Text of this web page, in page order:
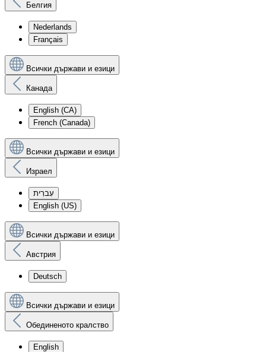
Белгия
Nederlands
Français
Всички държави и езици
Канада
English (CA)
French (Canada)
Всички държави и езици
Израел
עִברִית
English (US)
Всички държави и езици
Австрия
Deutsch
Всички държави и езици
Обединеното кралство
English